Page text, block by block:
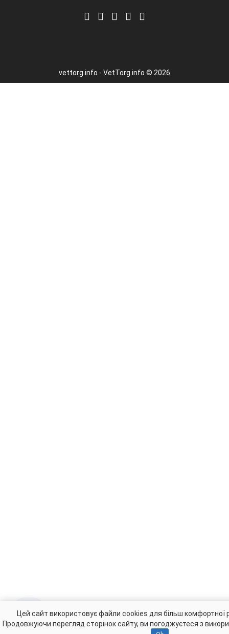
vettorg.info - VetTorg.info © 2026
Цей сайт використовує файли cookies для більш комфортної
Продовжуючи перегляд сторінок сайту, ви погоджуєтеся з